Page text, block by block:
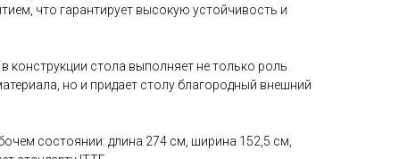
что гарантирует высокую устойчивость и
конструкции стола выполняет не только роль
но и придает столу благородный внешний
состоянии: длина 274 см, ширина 152,5 см,